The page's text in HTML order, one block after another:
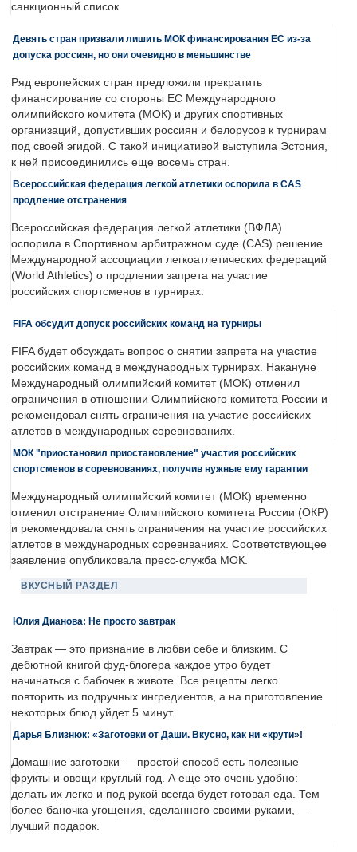
санкционный список.
Девять стран призвали лишить МОК финансирования ЕС из-за
допуска россиян, но они очевидно в меньшинстве
Ряд европейских стран предложили прекратить
финансирование со стороны ЕС Международного
олимпийского комитета (МОК) и других спортивных
организаций, допустивших россиян и белорусов к турнирам
под своей эгидой. С такой инициативой выступила Эстония,
к ней присоединились еще восемь стран.
Всероссийская федерация легкой атлетики оспорила в CAS
продление отстранения
Всероссийская федерация легкой атлетики (ВФЛА)
оспорила в Спортивном арбитражном суде (CAS) решение
Международной ассоциации легкоатлетических федераций
(World Athletics) о продлении запрета на участие
российских спортсменов в турнирах.
FIFA обсудит допуск российских команд на турниры
FIFA будет обсуждать вопрос о снятии запрета на участие
российских команд в международных турнирах. Накануне
Международный олимпийский комитет (МОК) отменил
ограничения в отношении Олимпийского комитета России и
рекомендовал снять ограничения на участие российских
атлетов в международных соревнованиях.
МОК "приостановил приостановление" участия российских
спортсменов в соревнованиях, получив нужные ему гарантии
Международный олимпийский комитет (МОК) временно
отменил отстранение Олимпийского комитета России (ОКР)
и рекомендовала снять ограничения на участие российских
атлетов в международных соревнваниях. Соответствующее
заявление опубликовала пресс-служба МОК.
ВКУСНЫЙ РАЗДЕЛ
Юлия Дианова: Не просто завтрак
Завтрак — это признание в любви себе и близким. С
дебютной книгой фуд-блогера каждое утро будет
начинаться с бабочек в животе. Все рецепты легко
повторить из подручных ингредиентов, а на приготовление
некоторых блюд уйдет 5 минут.
Дарья Близнюк: «Заготовки от Даши. Вкусно, как ни «крути»!
Домашние заготовки — простой способ есть полезные
фрукты и овощи круглый год. А еще это очень удобно:
делать их легко и под рукой всегда будет готовая еда. Тем
более баночка угощения, сделанного своими руками, —
лучший подарок.